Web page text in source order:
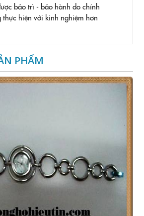
bảo trì - bảo hành do chính
thực hiện với kinh nghiệm hơn
PHẨM